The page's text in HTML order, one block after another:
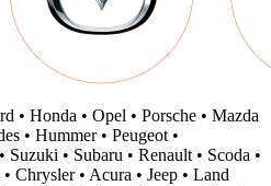
• Honda • Opel • Porsche • Mazda
• Hummer • Peugeot •
• Subaru • Renault • Scoda •
Chrysler • Acura • Jeep • Land